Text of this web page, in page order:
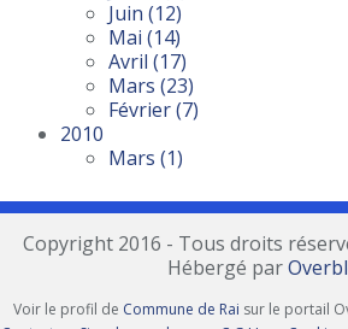
Juin (12)
Mai (14)
Avril (17)
Mars (23)
Février(7)
2010
Mars (1)
Copyright 2016 - Tous droits
Hébergé par
Voir le profil de Commune de Rai sur le portail